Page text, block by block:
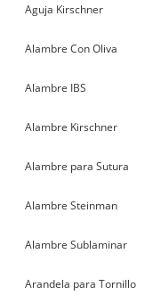
Aguja Kirschner
Alambre Con Oliva
Alambre IBS
Alambre Kirschner
Alambre para Sutura
Alambre Steinman
Alambre Sublaminar
Arandela para Tornillo